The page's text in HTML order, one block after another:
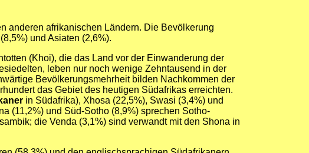
anderen afrikanischen Ländern. Die Bevölkerung
und Asiaten (2,6%).
(Khoi), die das Land vor der Einwanderung der
leben nur noch wenige Zehntausend in der
Bevölkerungsmehrheit bilden Nachkommen der
das Gebiet des heutigen Südafrikas erreichten.
in Südafrika), Xhosa (22,5%), Swasi (3,4%) und
(11,2%) und Süd-Sotho (8,9%) sprechen Sotho-
die Venda (3,1%) sind verwandt mit den Shona in